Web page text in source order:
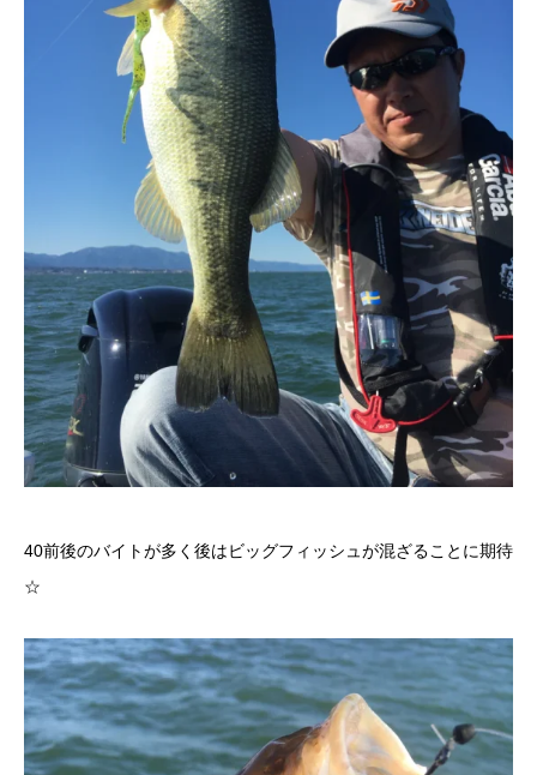
40前後のバイトが多く後はビッグフィッシュが混ざることに期待
☆